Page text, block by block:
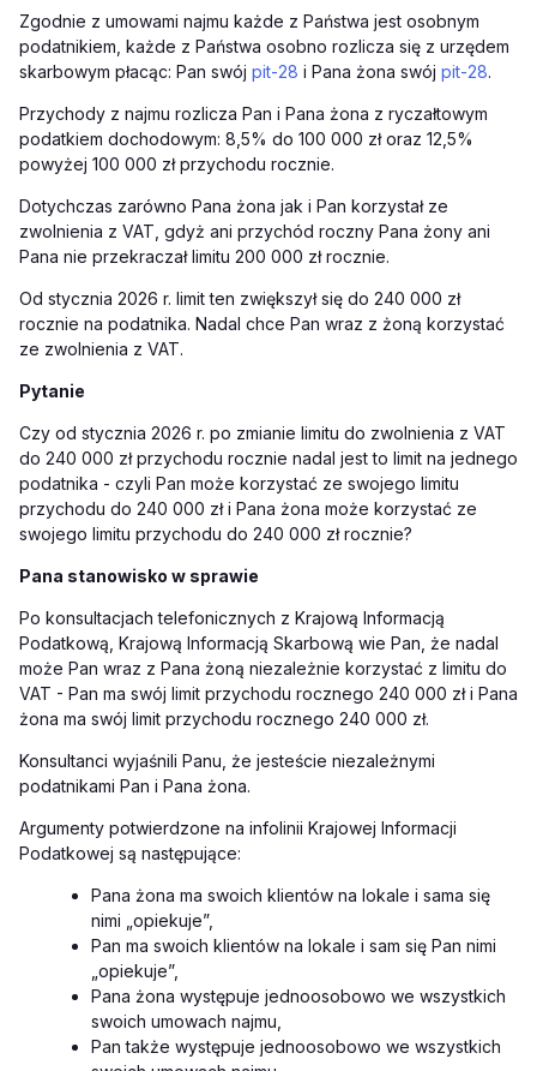
Zgodnie z umowami najmu każde z Państwa jest osobnym
podatnikiem, każde z Państwa osobno rozlicza się z urzędem
skarbowym płacąc: Pan swój pit-28 i Pana żona swój pit-28.
Przychody z najmu rozlicza Pan i Pana żona z ryczałtowym
podatkiem dochodowym: 8,5% do 100 000 zł oraz 12,5%
powyżej 100 000 zł przychodu rocznie.
Dotychczas zarówno Pana żona jak i Pan korzystał ze
zwolnienia z VAT, gdyż ani przychód roczny Pana żony ani
Pana nie przekraczał limitu 200 000 zł rocznie.
Od stycznia 2026 r. limit ten zwiększył się do 240 000 zł
rocznie na podatnika. Nadal chce Pan wraz z żoną korzystać
ze zwolnienia z VAT.
Pytanie
Czy od stycznia 2026 r. po zmianie limitu do zwolnienia z VAT
do 240 000 zł przychodu rocznie nadal jest to limit na jednego
podatnika - czyli Pan może korzystać ze swojego limitu
przychodu do 240 000 zł i Pana żona może korzystać ze
swojego limitu przychodu do 240 000 zł rocznie?
Pana stanowisko w sprawie
Po konsultacjach telefonicznych z Krajową Informacją
Podatkową, Krajową Informacją Skarbową wie Pan, że nadal
może Pan wraz z Pana żoną niezależnie korzystać z limitu do
VAT - Pan ma swój limit przychodu rocznego 240 000 zł i Pana
żona ma swój limit przychodu rocznego 240 000 zł.
Konsultanci wyjaśnili Panu, że jesteście niezależnymi
podatnikami Pan i Pana żona.
Argumenty potwierdzone na infolinii Krajowej Informacji
Podatkowej są następujące:
Pana żona ma swoich klientów na lokale i sama się
nimi „opiekuje”,
Pan ma swoich klientów na lokale i sam się Pan nimi
„opiekuje”,
Pana żona występuje jednoosobowo we wszystkich
swoich umowach najmu,
Pan także występuje jednoosobowo we wszystkich